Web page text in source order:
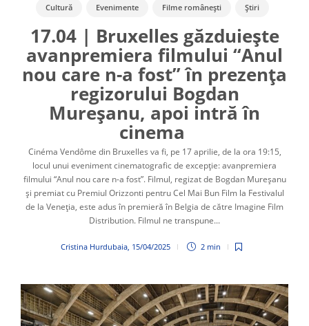
Cultură Evenimente Filme românești Știri
17.04 | Bruxelles găzduiește
avanpremiera filmului “Anul
nou care n-a fost” în prezența
regizorului Bogdan
Mureșanu, apoi intră în
cinema
Cinéma Vendôme din Bruxelles va fi, pe 17 aprilie, de la ora 19:15,
locul unui eveniment cinematografic de excepție: avanpremiera
filmului “Anul nou care n-a fost”. Filmul, regizat de Bogdan Mureşanu
și premiat cu Premiul Orizzonti pentru Cel Mai Bun Film la Festivalul
de la Veneția, este adus în premieră în Belgia de către Imagine Film
Distribution. Filmul ne transpune...
Cristina Hurdubaia, 15/04/2025 2 min